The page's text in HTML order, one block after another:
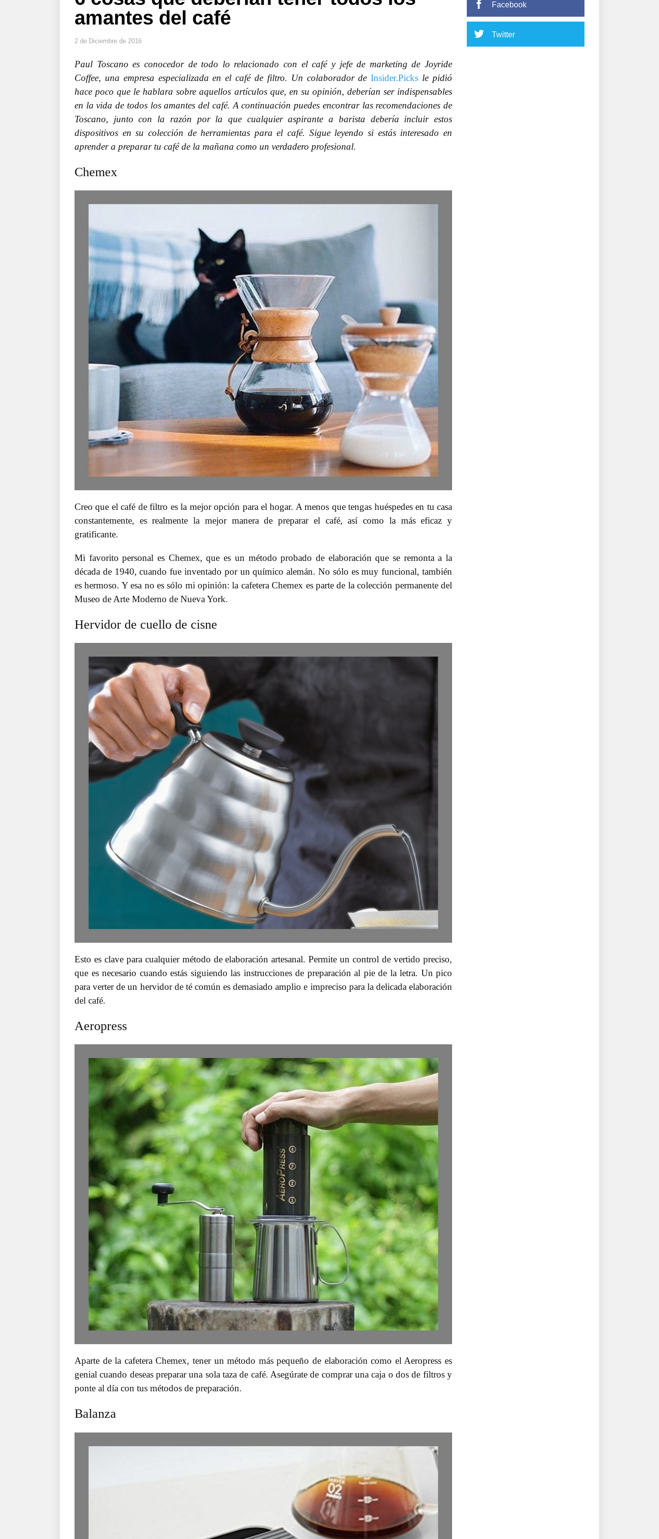
amantes del café
2 de Diciembre de 2016
Paul Toscano es conocedor de todo lo relacionado con el café y jefe de marketing de Joyride
Coffee, una empresa especializada en el café de filtro. Un colaborador de Insider.Picks le pidió
hace poco que le hablara sobre aquellos artículos que, en su opinión, deberían ser indispensables
en la vida de todos los amantes del café. A continuación puedes encontrar las recomendaciones de
Toscano, junto con la razón por la que cualquier aspirante a barista debería incluir estos
dispositivos en su colección de herramientas para el café. Sigue leyendo si estás interesado en
aprender a preparar tu café de la mañana como un verdadero profesional.
Chemex
Creo que el café de filtro es la mejor opción para el hogar. A menos que tengas huéspedes en tu casa
constantemente, es realmente la mejor manera de preparar el café, así como la más eficaz y
gratificante.
Mi favorito personal es Chemex, que es un método probado de elaboración que se remonta a la
década de 1940, cuando fue inventado por un químico alemán. No sólo es muy funcional, también
es hermoso. Y esa no es sólo mi opinión: la cafetera Chemex es parte de la colección permanente del
Museo de Arte Moderno de Nueva York.
Hervidor de cuello de cisne
Esto es clave para cualquier método de elaboración artesanal. Permite un control de vertido preciso,
que es necesario cuando estás siguiendo las instrucciones de preparación al pie de la letra. Un pico
para verter de un hervidor de té común es demasiado amplio e impreciso para la delicada elaboración
del café.
Aeropress
Aparte de la cafetera Chemex, tener un método más pequeño de elaboración como el Aeropress es
genial cuando deseas preparar una sola taza de café. Asegúrate de comprar una caja o dos de filtros y
ponte al día con tus métodos de preparación.
Balanza
Facebook
Twitter